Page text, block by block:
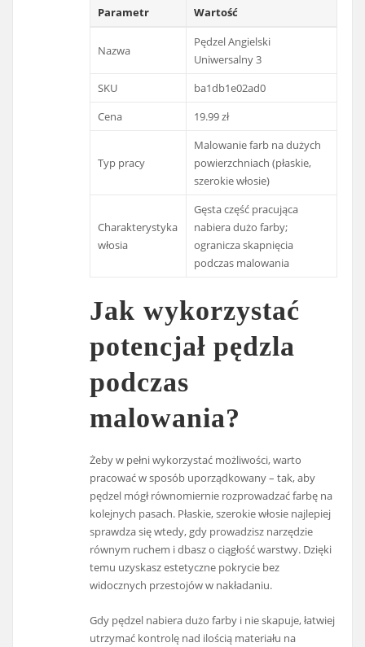
Parametr Wartość
Nazwa
Pędzel Angielski
Uniwersalny 3
SKU
ba1db1e02ad0
Cena
19.99 zł
Typ pracy
Malowanie farb na dużych
powierzchniach (płaskie,
szerokie włosie)
Charakterystyka
włosia
Gęsta część pracująca
nabiera dużo farby;
ogranicza skapnięcia
podczas malowania
Jak wykorzystać
potencjał pędzla
podczas
malowania?
Żeby w pełni wykorzystać możliwości, warto
pracować w sposób uporządkowany – tak, aby
pędzel mógł równomiernie rozprowadzać farbę na
kolejnych pasach. Płaskie, szerokie włosie najlepiej
sprawdza się wtedy, gdy prowadzisz narzędzie
równym ruchem i dbasz o ciągłość warstwy. Dzięki
temu uzyskasz estetyczne pokrycie bez
widocznych przestojów w nakładaniu.
Gdy pędzel nabiera dużo farby i nie skapuje, łatwiej
utrzymać kontrolę nad ilością materiału na